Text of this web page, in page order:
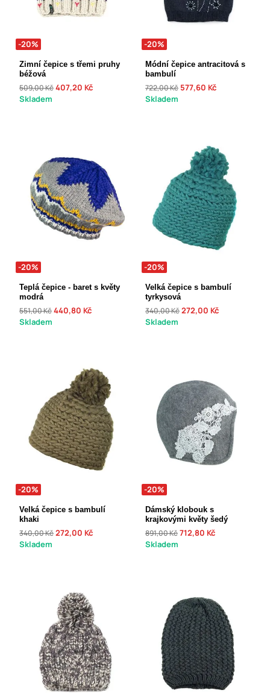
-20%
Zimní čepice s třemi pruhy
béžová
509,00 Kč407,20 Kč
Skladem
-20%
Módní čepice antracitová s
bambulí
722,00 Kč 577,60 Kč
Skladem
-20%
Teplá čepice - baret s květy
modrá
551,00 Kč440,80 Kč
Skladem
-20%
Velká čepice s bambulí
tyrkysová
340,00 Kč272,00 Kč
Skladem
-20%
Velká čepice s bambulí
khaki
340,00 Kč272,00 Kč
Skladem
-20%
Dámský klobouk s
krajkovými květy šedý
891,00 Kč712,80 Kč
Skladem